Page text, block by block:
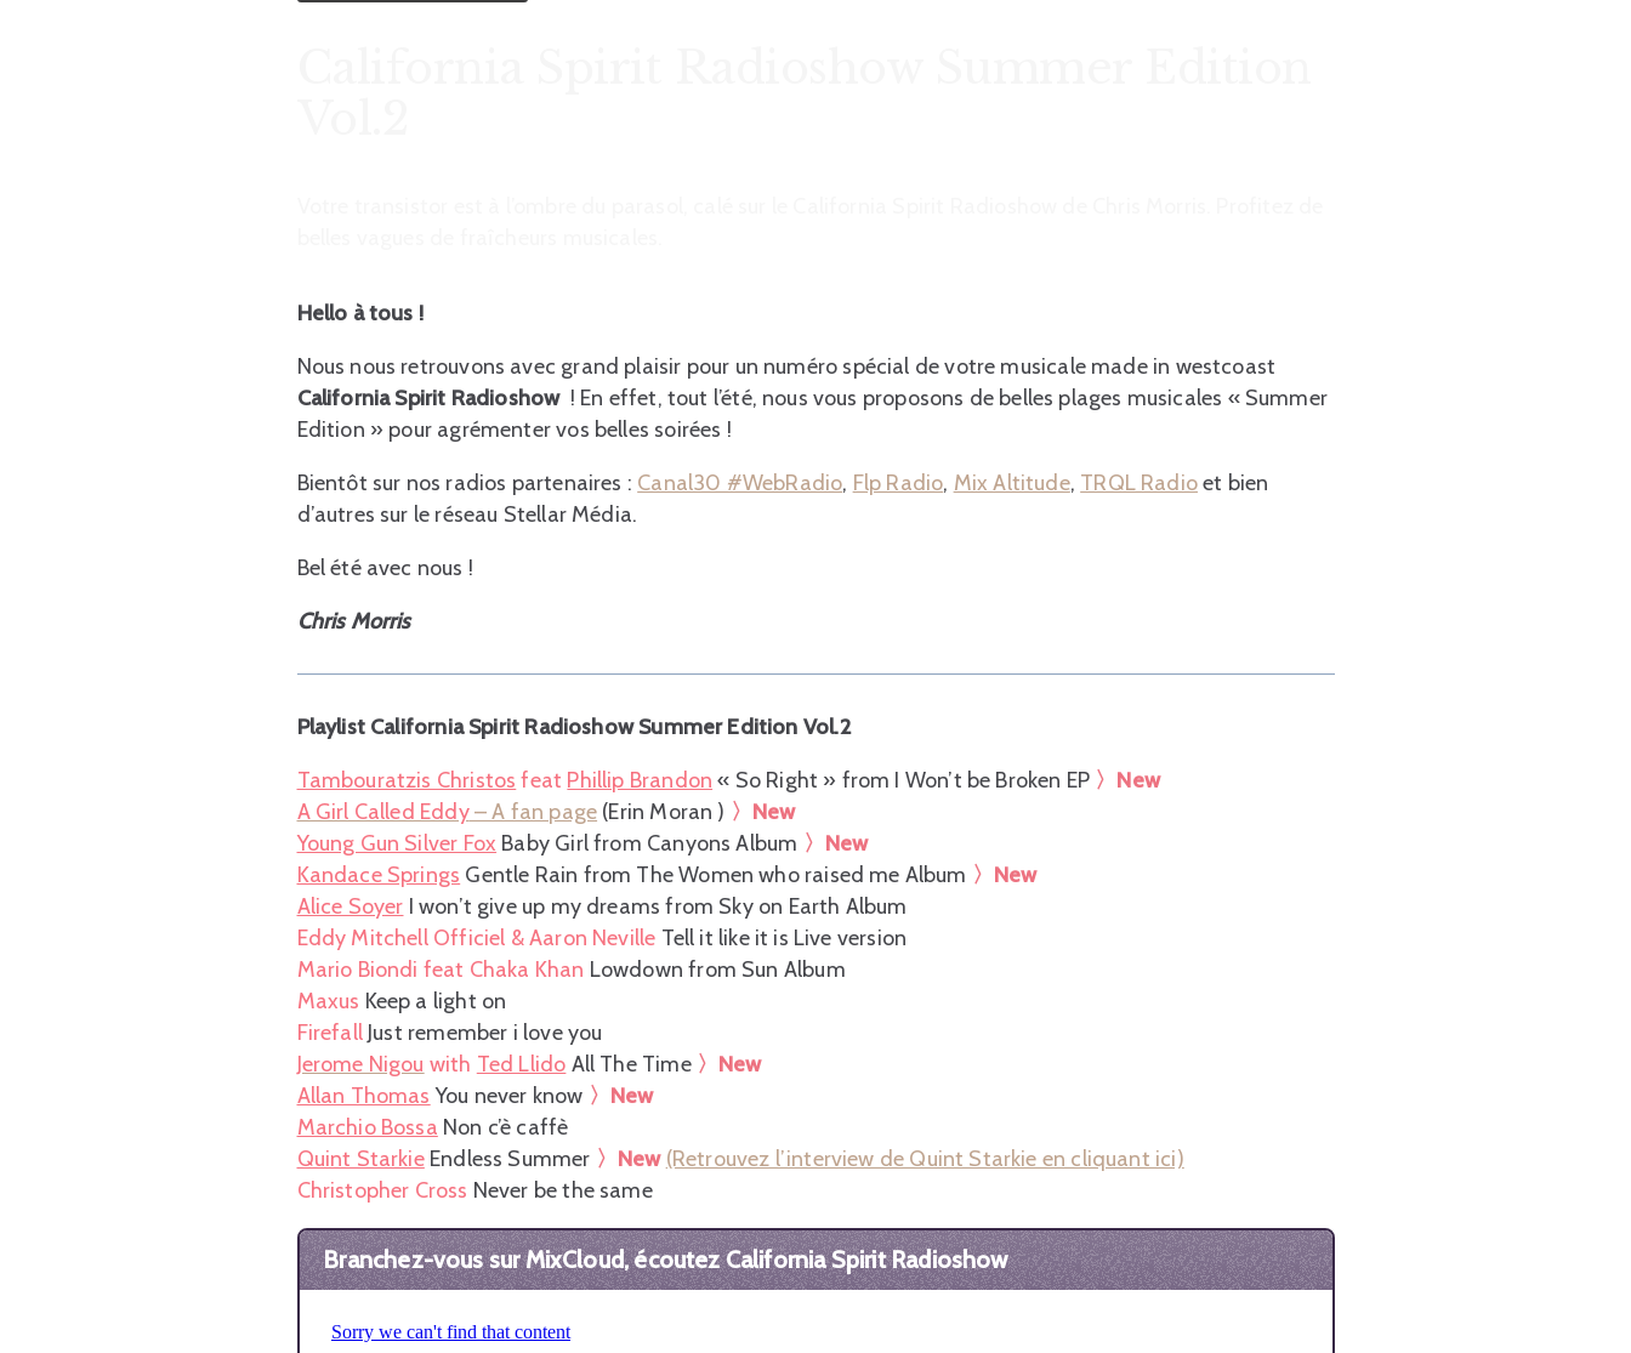
Hello à tous !
Nous nous retrouvons avec grand plaisir pour un numéro spécial de votre musicale made in westcoast
California Spirit Radioshow ! En effet, tout l’été, nous vous proposons de belles plages musicales « Summer
Edition » pour agrémenter vos belles soirées !
Bientôt sur nos radios partenaires : Canal30 #WebRadio, Flp Radio, Mix Altitude, TRQL Radioet bien
d’autres sur le réseau Stellar Média.
Bel été avec nous !
Chris Morris
Playlist California Spirit Radioshow Summer Edition Vol.2
Tambouratzis Christos feat Phillip Brandon « So Right » from I Won’t be Broken EP 〉New
A Girl Called Eddy– A fan page (Erin Moran ) 〉New
Young Gun Silver Fox Baby Girl from Canyons Album 〉New
Kandace Springs Gentle Rain from The Women who raised me Album 〉New
Alice Soyer I won’t give up my dreams from Sky on Earth Album
Eddy Mitchell Officiel & Aaron Neville Tell it like it is Live version
Mario Biondi feat Chaka Khan Lowdown from Sun Album
Maxus Keep a light on
FirefallJust remember i love you
Jerome Nigou with Ted Llido All The Time 〉New
Allan Thomas You never know 〉New
Marchio Bossa Non c’è caffè
Quint Starkie Endless Summer 〉New (Retrouvez l’interview de Quint Starkie en cliquant ici)
Christopher Cross Never be the same
Branchez-vous sur MixCloud, écoutez California Spirit Radioshow